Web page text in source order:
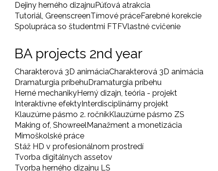
Dejiny herného dizajnuPúťová atrakcia
Tutoriál, GreenscreenTímové práceFarebné korekcie
Spolupráca so študentmi FTFVlastné cvičenie
BA projects 2nd year
Charakterová 3D animáciaCharakterová 3D animácia
Dramaturgia príbehuDramaturgia príbehu
Herné mechanikyHerný dizajn, teória - projekt
Interaktívne efektyInterdisciplinárny projekt
Klauzúrne pásmo 2. ročníkKlauzúrne pásmo ZS
Making of, ShowreelManažment a monetizácia
Mimoškolské práce
Stáž HD v profesionálnom prostredí
Tvorba digitálnych assetov
Tvorba herného dizajnu LS